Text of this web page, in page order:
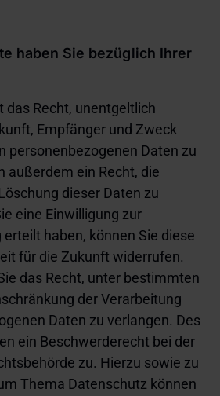
haben Sie bezüglich Ihrer
das Recht, unentgeltlich
Empfänger und Zweck
personenbezogenen Daten zu
außerdem ein Recht, die
dieser Daten zu
eine Einwilligung zur
haben, können Sie diese
für die Zukunft widerrufen.
das Recht, unter bestimmten
der Verarbeitung
Daten zu verlangen. Des
ein Beschwerderecht bei der
zu. Hierzu sowie zu
Thema Datenschutz können